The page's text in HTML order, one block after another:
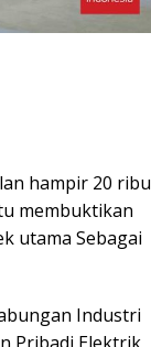
hampir 20 ribu
membuktikan
utama Sebagai
Industri